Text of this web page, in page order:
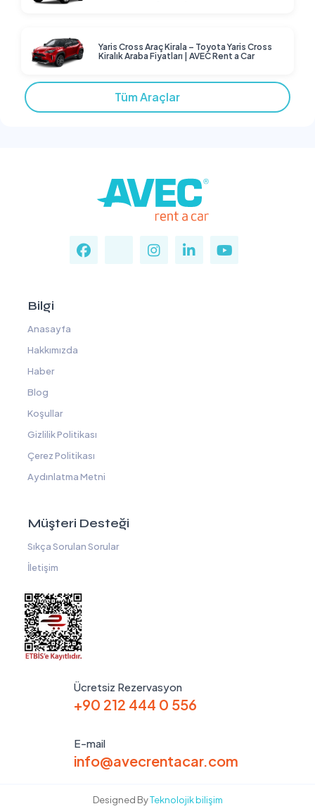
Yaris Cross Araç Kirala – Toyota Yaris Cross
Kiralık Araba Fiyatları | AVEC Rent a Car
Tüm Araçlar
Bilgi
Anasayfa
Hakkımızda
Haber
Blog
Koşullar
Gizlilik Politikası
Çerez Politikası
Aydınlatma Metni
Müşteri Desteği
Sıkça Sorulan Sorular
İletişim
Ücretsiz Rezervasyon
+90 212 444 0 556
E-mail
info@avecrentacar.com
Designed ByTeknolojik bilişim